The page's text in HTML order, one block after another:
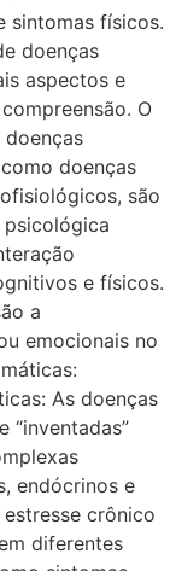
sintomas físicos.
doenças
aspectos e
O
doenças
doenças
são
psicológica
e físicos.
a
emocionais no
As doenças
“inventadas”
endócrinos e
crônico
diferentes